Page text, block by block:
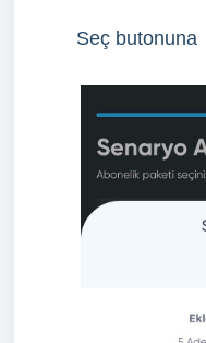
Seç butonuna